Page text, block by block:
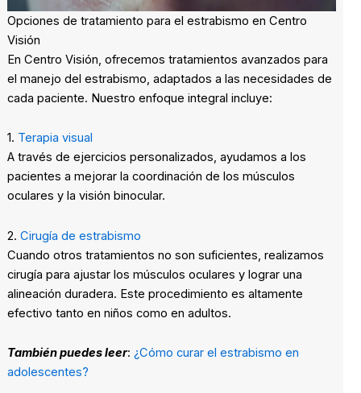
Opciones de tratamiento para el estrabismo en Centro
Visión
En Centro Visión, ofrecemos tratamientos avanzados para
el manejo del estrabismo, adaptados a las necesidades de
cada paciente. Nuestro enfoque integral incluye:
1. Terapia visual
A través de ejercicios personalizados, ayudamos a los
pacientes a mejorar la coordinación de los músculos
oculares y la visión binocular.
2. Cirugía de estrabismo
Cuando otros tratamientos no son suficientes, realizamos
cirugía para ajustar los músculos oculares y lograr una
alineación duradera. Este procedimiento es altamente
efectivo tanto en niños como en adultos.
También puedes leer: ¿Cómo curar el estrabismo en
adolescentes?